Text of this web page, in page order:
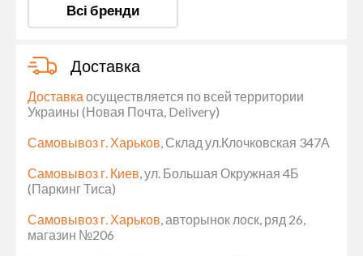
Всі бренди
Доставка
Доставка осуществляется по всей территории
Украины (Новая Почта, Delivery)
Самовывоз г. Харьков, Склад ул.Клочковская 347А
Самовывоз г. Киев, ул. Большая Окружная 4Б
(Паркинг Тиса)
Самовывоз г. Харьков, авторынок лоск, ряд 26,
магазин №206